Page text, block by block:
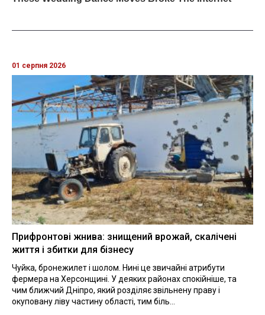
01 серпня 2026
Прифронтові жнива: знищений врожай, скалічені
життя і збитки для бізнесу
Чуйка, бронежилет і шолом. Нині це звичайні атрибути
фермера на Херсонщині. У деяких районах спокійніше, та
чим ближчий Дніпро, який розділяє звільнену праву і
окуповану ліву частину області, тим біль...